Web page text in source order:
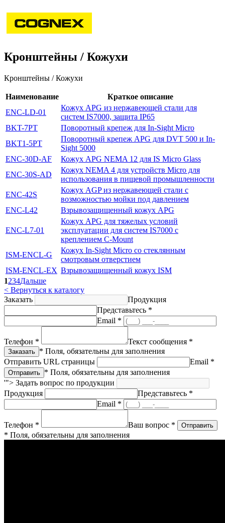
Кронштейны / Кожухи
Кронштейны / Кожухи
Наименование
Краткое описание
ENC-LD-01
Кожух APG из нержавеющей стали для
систем IS7000, защита IP65
BKT-7PT
Поворотный крепеж для In-Sight Micro
BKT1-5PT
Поворотный крепеж APG для DVT 500 и In-
Sight 5000
ENC-30D-AF
Кожух APG NEMA 12 для IS Micro Glass
ENC-30S-AD
Кожух NEMA 4 для устройств Micro для
использования в пищевой промышленности
ENC-42S
Кожух AGP из нержавеющей стали с
возможностью мойки под давлением
ENC-L42
Взрывозащищенный кожух APG
ENC-L7-01
Кожух APG для тяжелых условий
эксплуатации для систем IS7000 с
креплением C-Mount
ISM-ENCL-G
Кожух In-Sight Micro со стеклянным
смотровым отверстием
ISM-ENCL-EX Взрывозащищенный кожух ISM
1234Дальше
< Вернуться к каталогу
Заказать
Продукция
Представьтесь *
Email *
Телефон *
Текст сообщения *
* Поля, обязательны для заполнения
Отправить URL страницы
Email *
* Поля, обязательны для заполнения
'"> Задать вопрос по продукции
Продукция
Представьтесь *
Email *
Телефон *
Ваш вопрос *
* Поля, обязательны для заполнения